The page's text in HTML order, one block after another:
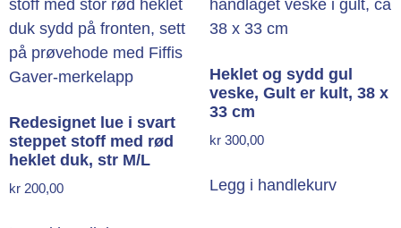
Redesignet lue i svart
steppet stoff med rød
heklet duk, str M/L
kr 200,00
Heklet og sydd gul
veske, Gult er kult, 38 x
33 cm
kr 300,00
Legg i handlekurv